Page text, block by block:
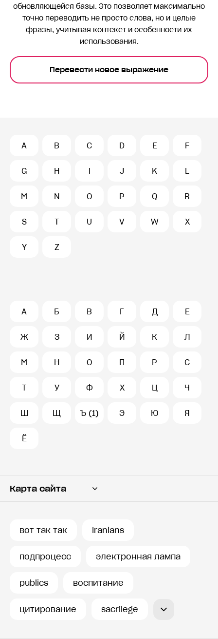
обновляющейся базы. Это позволяет максимально
точно переводить не просто слова, но и целые
фразы, учитывая контекст и особенности их
использования.
Перевести новое выражение
A B C D E F
G H I J K L
M N O P Q R
S T U V W X
Y Z
А Б В Г Д Е
Ж З И Й К Л
М Н О П Р С
Т У Ф Х Ц Ч
Ш Щ Ъ (1) Э Ю Я
Ё
Карта сайта
вот так так Iranians
подпроцесс электронная лампа
publics воспитание
цитирование sacrilege